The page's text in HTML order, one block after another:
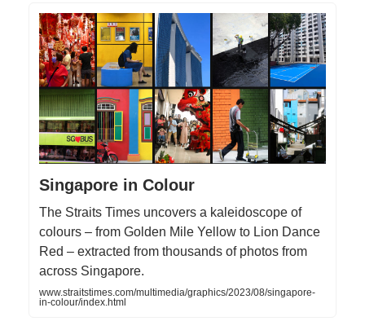
Singapore in Colour
The Straits Times uncovers a kaleidoscope of
colours – from Golden Mile Yellow to Lion Dance
Red – extracted from thousands of photos from
across Singapore.
www.straitstimes.com/multimedia/graphics/2023/08/singapore-
in-colour/index.html